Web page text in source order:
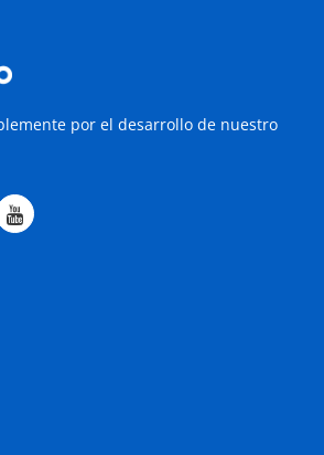
por el desarrollo de nuestro